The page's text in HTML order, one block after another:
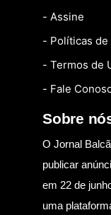
- Assine
- Políticas de
- Termos de
- Fale
Sobre
O Jornal
publicar
em 22 de
uma